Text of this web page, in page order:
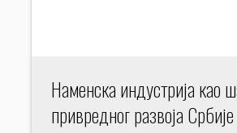
Наменска индустрија као
привредног развоја Србије